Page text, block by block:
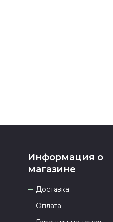
Информация о
магазине
Доставка
Оплата